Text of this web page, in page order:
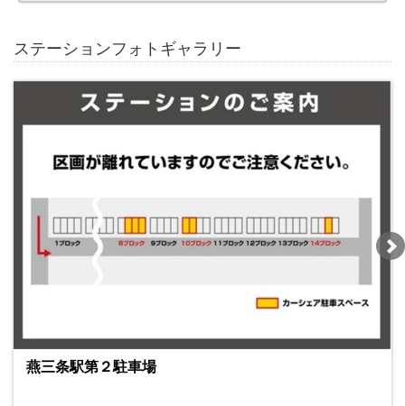
ステーションフォトギャラリー
燕三条駅第２駐車場